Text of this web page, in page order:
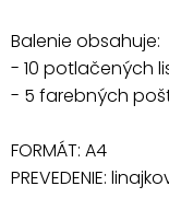
Balenie obsahuje:
- 10 potlačených
- 5 farebných
FORMÁT: A4
PREVEDENIE: